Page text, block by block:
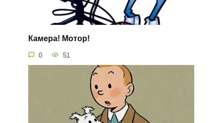
Камера! Мотор!
0 51